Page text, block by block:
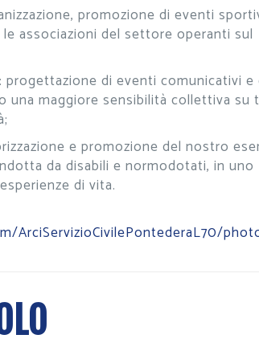
promozione di eventi
associazioni del settore operanti sul
progettazione di eventi comunicativi e
una maggiore sensibilità collettiva su
e promozione del nostro
da disabili e normodotati, in uno
di vita.
ArciServizioCivilePontederaL70/